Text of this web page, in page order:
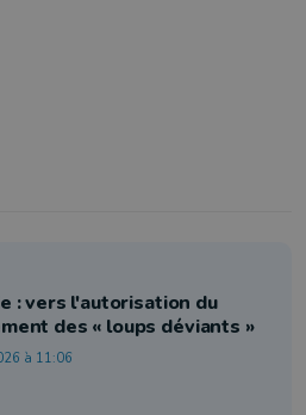
: vers l'autorisation du
des « loups déviants »
à 11:06